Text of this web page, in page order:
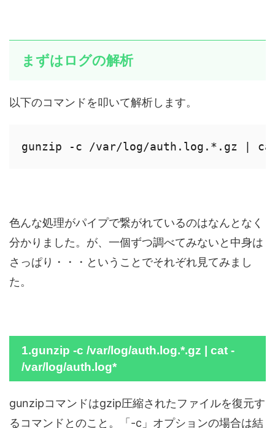
まずはログの解析
以下のコマンドを叩いて解析します。
gunzip -c /var/log/auth.log.*.gz |
色んな処理がパイプで繋がれているのはなんとなく
分かりました。が、一個ずつ調べてみないと中身は
さっぱり・・・ということでそれぞれ見てみまし
た。
1.gunzip -c /var/log/auth.log.*.gz | cat -
/var/log/auth.log*
gunzipコマンドはgzip圧縮されたファイルを復元す
るコマンドとのこと。「-c」オプションの場合は結